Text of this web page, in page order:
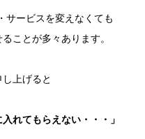
サービスを変えなくても
ことが多々あります。
上げると
入れてもらえない・・・」